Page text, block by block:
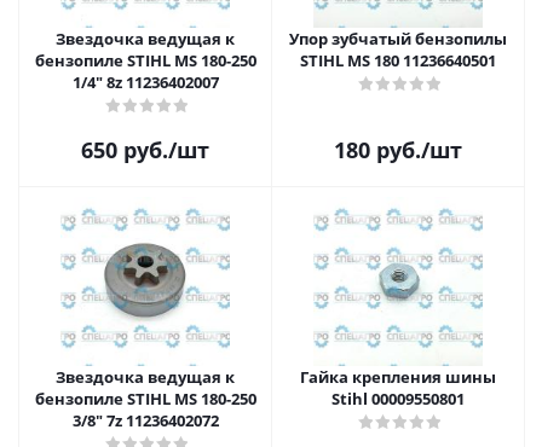
Звездочка ведущая к
бензопиле STIHL MS 180-250
1/4" 8z 11236402007
650 руб./шт
Упор зубчатый бензопилы
STIHL MS 180 11236640501
180 руб./шт
Звездочка ведущая к
бензопиле STIHL MS 180-250
3/8" 7z 11236402072
Гайка крепления шины
Stihl 00009550801